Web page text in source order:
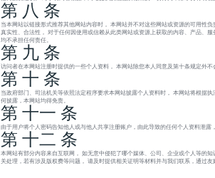
第 八 条
当本网站以链接形式推荐其他网站内容时， 本网站并不对这些网站或资源的可用性
真实性、合法性， 对于任何因使用或信赖从此类网站或资源上获取的内容、产品、
均不承担任何责任。
第 九 条
访问者在本网站注册时提供的一些个人资料， 本网站除您本人同意及第十条规定外
第 十 条
当政府部门、司法机关等依照法定程序要求本网站披露个人资料时， 本网站将根据
何披露，本网站均得免责。
第 十一 条
由于用户将个人密码告知他人或与他人共享注册账户，由此导致的任何个人资料泄露
第 十二 条
本网站有部分内容来自互联网， 如无意中侵犯了哪个媒体、公司、企业或个人等的
关处理，若有涉及版权费等问题， 请及时提供相关证明等材料并与我们联系，通过